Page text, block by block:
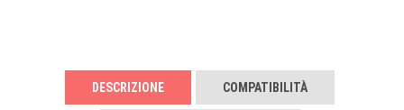
DESCRIZIONE COMPATIBILITÀ